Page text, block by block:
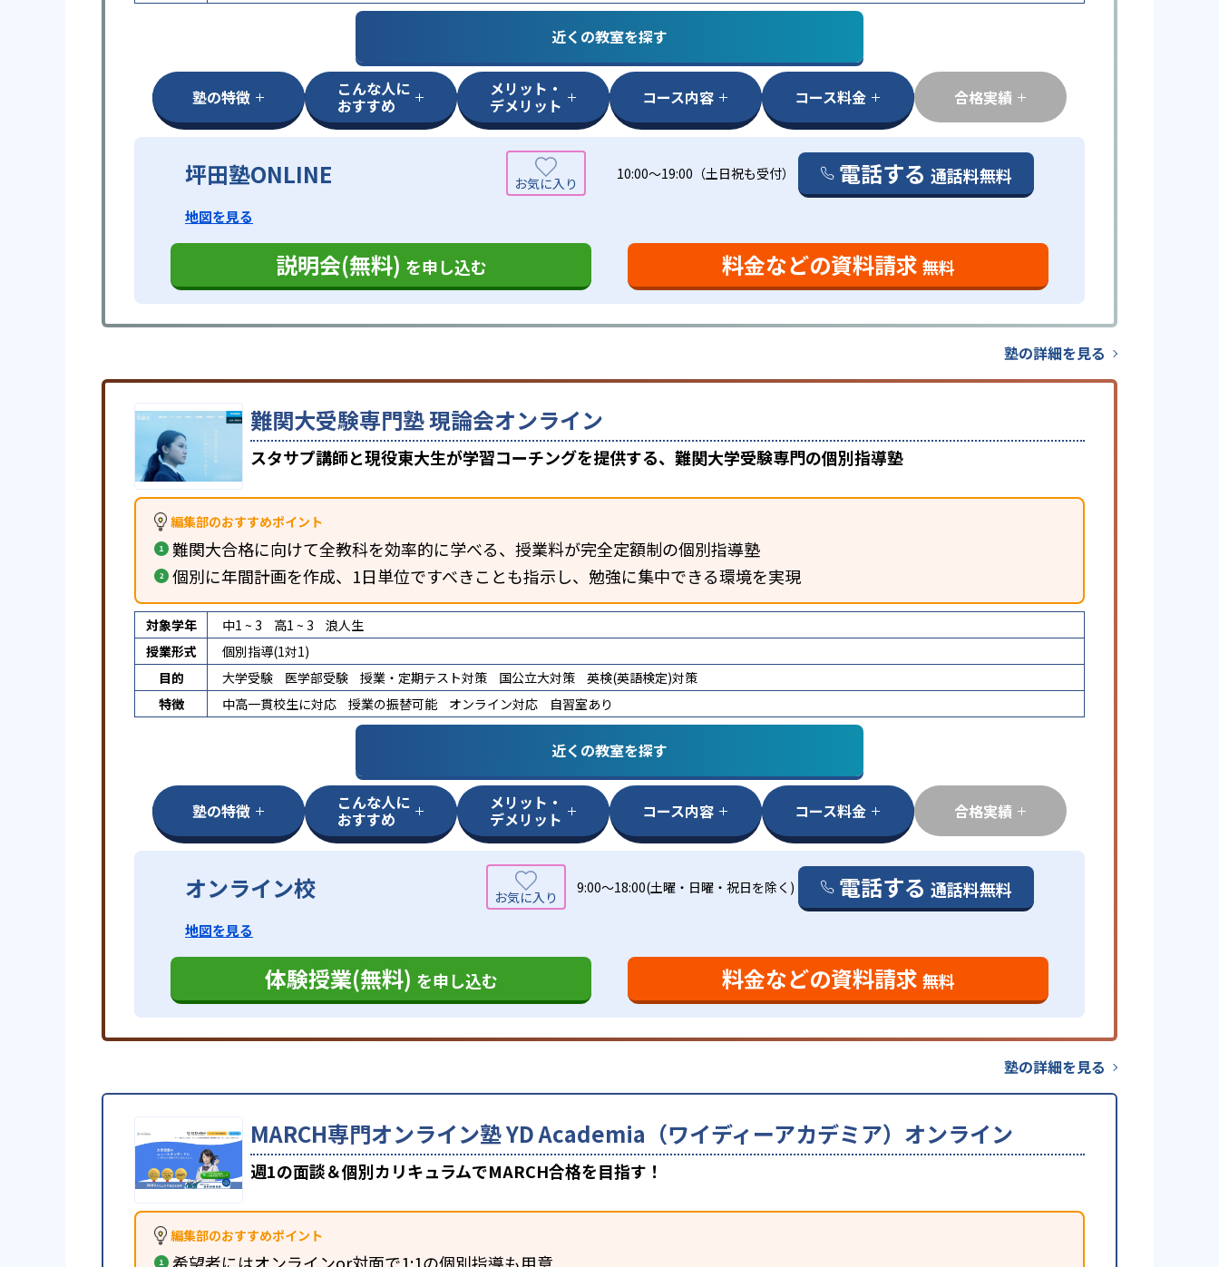
近くの教室を探す
塾の特徴 こんな人に
おすすめ
メリット・
デメリット コース内容 コース料金 合格実績
坪田塾ONLINE 10:00～19:00（土日祝も受付） 電話する 通話料無料
地図を見る
説明会(無料) を申し込む 料金などの資料請求 無料
塾の詳細を見る
難関大受験専門塾 現論会オンライン
スタサプ講師と現役東大生が学習コーチングを提供する、難関大学受験専門の個別指導塾
編集部のおすすめポイント
難関大合格に向けて全教科を効率的に学べる、授業料が完全定額制の個別指導塾
個別に年間計画を作成、1日単位ですべきことも指示し、勉強に集中できる環境を実現
対象学年 中1 ~ 3 高1 ~ 3
浪人生
授業形式
個別指導(1対1)
目的
大学受験 医学部受験 授業・定期テスト対策 国公立大対策
英検(英語検定)対策
特徴
中高一貫校生に対応 授業の振替可能 オンライン対応 自習室あり
近くの教室を探す
塾の特徴 こんな人に
おすすめ
メリット・
デメリット コース内容 コース料金 合格実績
オンライン校 9:00～18:00(土曜・日曜・祝日を除く) 電話する 通話料無料
地図を見る
体験授業(無料) を申し込む 料金などの資料請求 無料
塾の詳細を見る
MARCH専門オンライン塾 YD Academia（ワイディーアカデミア）オンライン
週1の面談＆個別カリキュラムでMARCH合格を目指す！
編集部のおすすめポイント